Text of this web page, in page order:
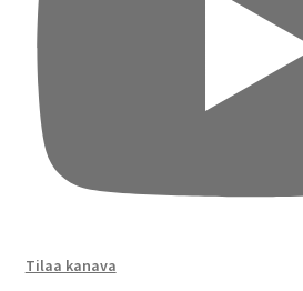
Tilaa kanava